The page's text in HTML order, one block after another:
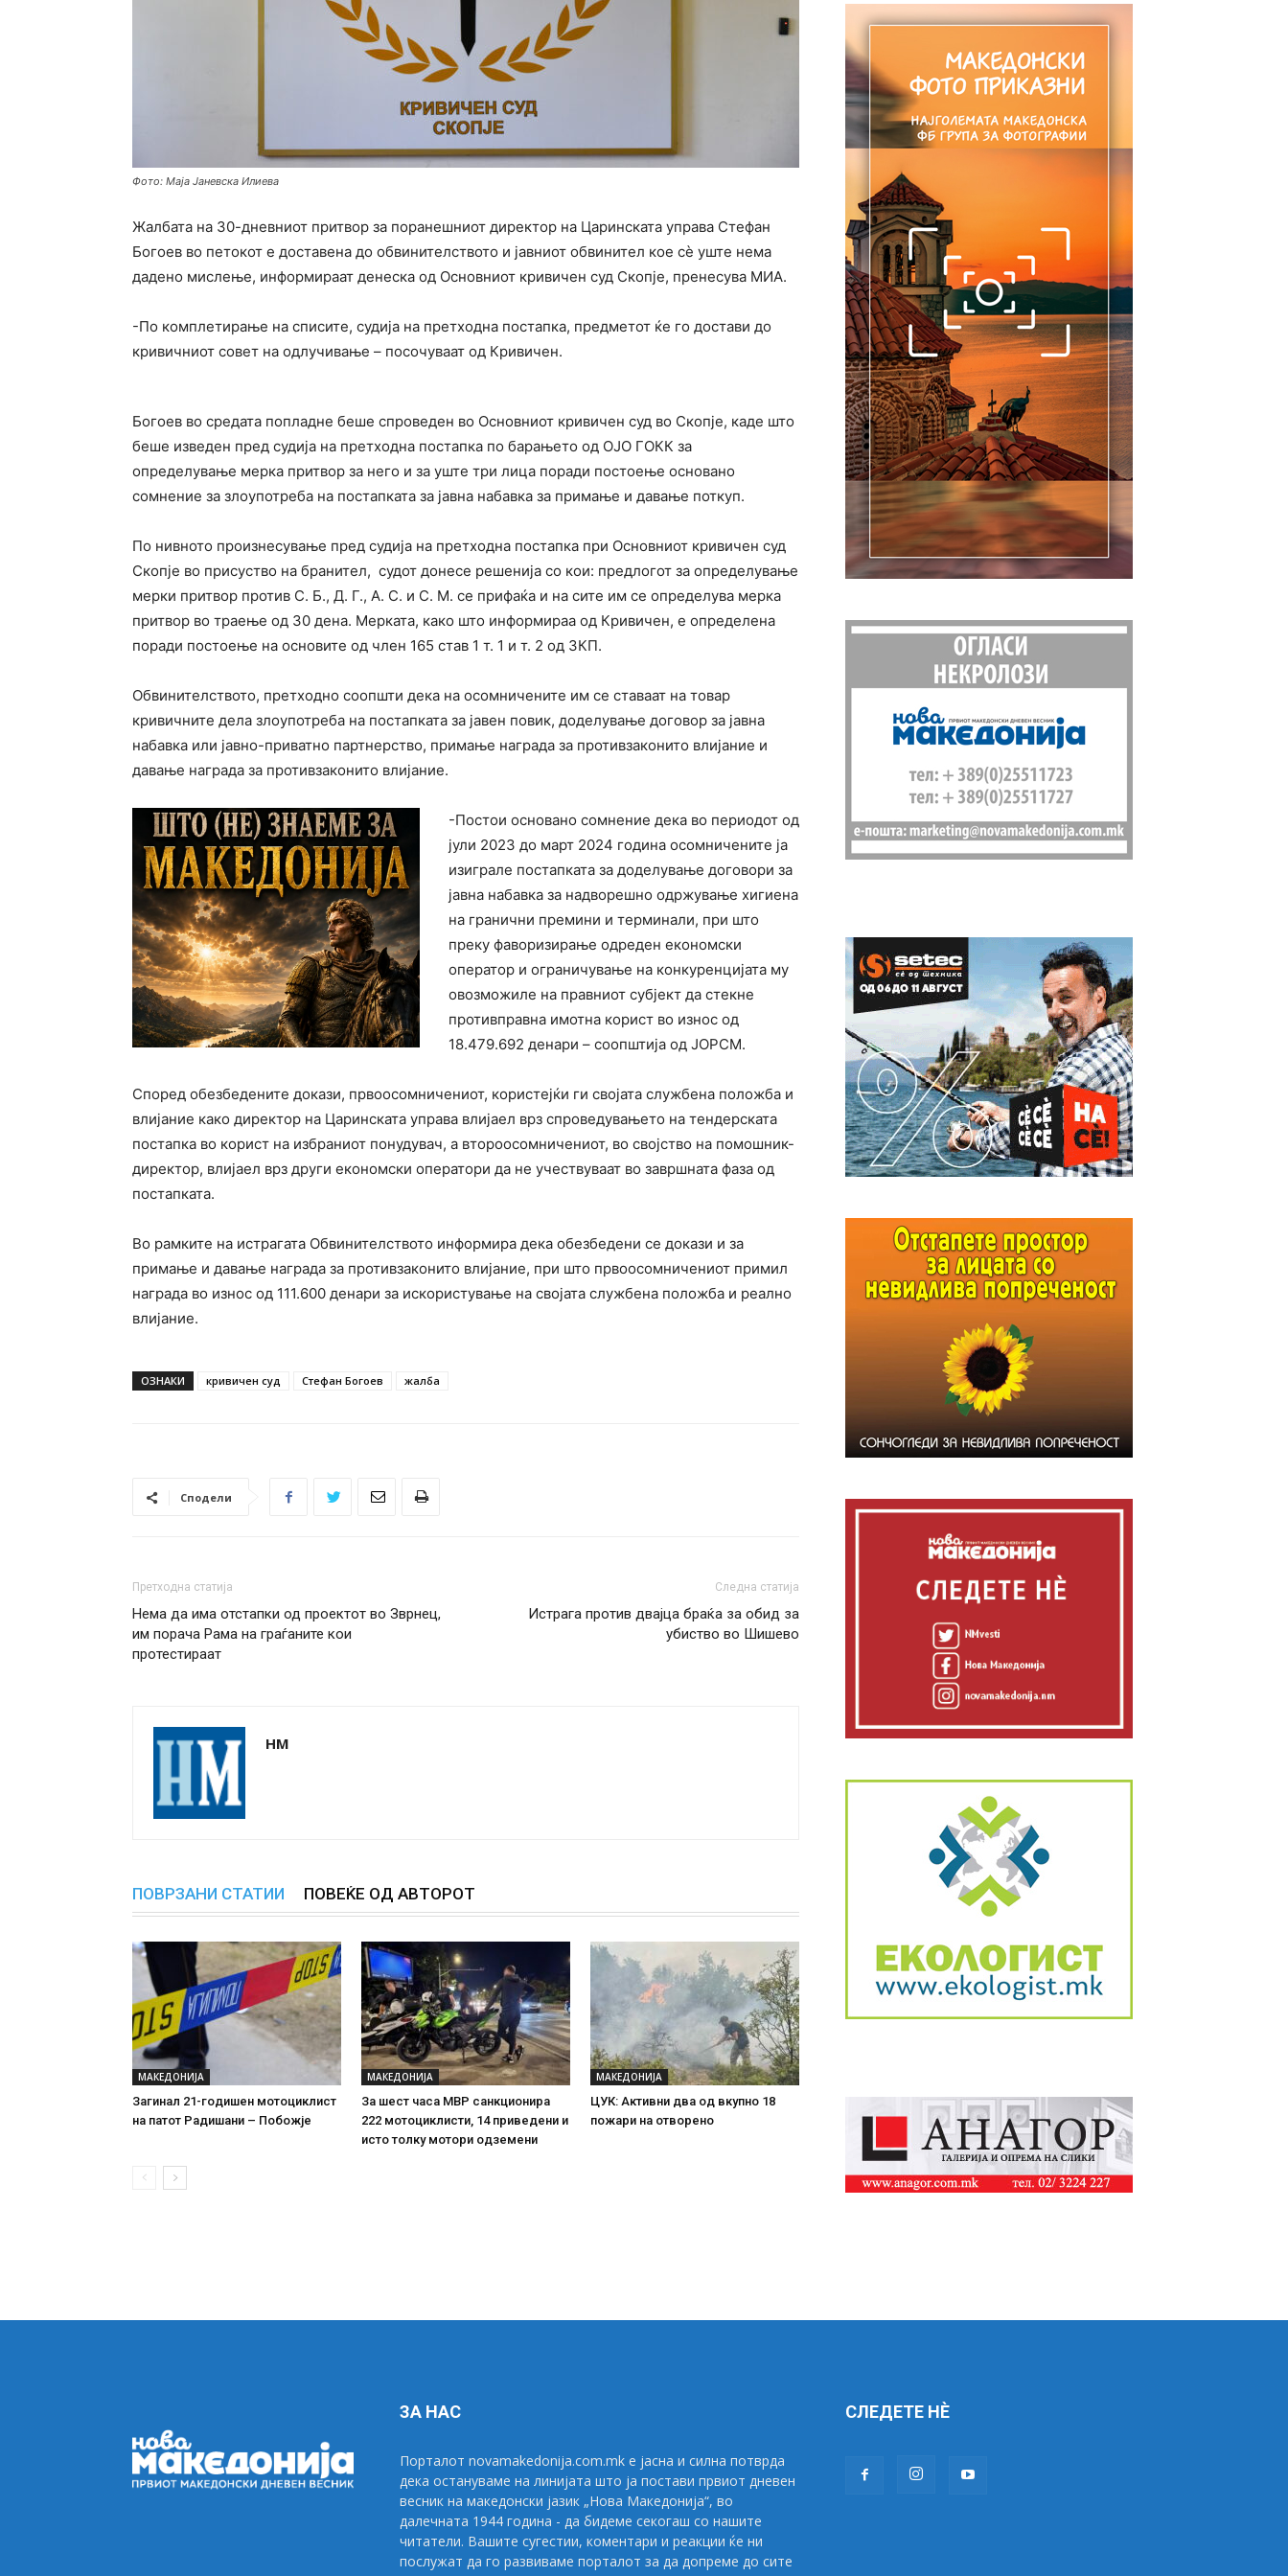
Фото: Маја Јаневска Илиева
Жалбата на 30-дневниот притвор за поранешниот директор на Царинската управа Стефан
Богоев во петокот е доставена до обвинителството и јавниот обвинител кое сè уште нема
дадено мислење, информираат денеска од Основниот кривичен суд Скопје, пренесува МИА.
-По комплетирање на списите, судија на претходна постапка, предметот ќе го достави до
кривичниот совет на одлучивање – посочуваат од Кривичен.
Богоев во средата попладне беше спроведен во Основниот кривичен суд во Скопје, каде што
беше изведен пред судија на претходна постапка по барањето од ОЈО ГОКК за
определување мерка притвор за него и за уште три лица поради постоење основано
сомнение за злоупотреба на постапката за јавна набавка за примање и давање поткуп.
По нивното произнесување пред судија на претходна постапка при Основниот кривичен суд
Скопје во присуство на бранител, судот донесе решенија со кои: предлогот за определување
мерки притвор против С. Б., Д. Г., А. С. и С. М. се прифаќа и на сите им се определува мерка
притвор во траење од 30 дена. Мерката, како што информираа од Кривичен, е определена
поради постоење на основите од член 165 став 1 т. 1 и т. 2 од ЗКП.
Обвинителството, претходно соопшти дека на осомничените им се ставаат на товар
кривичните дела злоупотреба на постапката за јавен повик, доделување договор за јавна
набавка или јавно-приватно партнерство, примање награда за противзаконито влијание и
давање награда за противзаконито влијание.
-Постои основано сомнение дека во периодот од
јули 2023 до март 2024 година осомничените ја
изиграле постапката за доделување договори за
јавна набавка за надворешно одржување хигиена
на гранични премини и терминали, при што
преку фаворизирање одреден економски
оператор и ограничување на конкуренцијата му
овозможиле на правниот субјект да стекне
противправна имотна корист во износ од
18.479.692 денари – соопштија од ЈОРСМ.
Според обезбедените докази, првоосомничениот, користејќи ги својата службена положба и
влијание како директор на Царинската управа влијаел врз спроведувањето на тендерската
постапка во корист на избраниот понудувач, а второосомничениот, во својство на помошник-
директор, влијаел врз други економски оператори да не учествуваат во завршната фаза од
постапката.
Во рамките на истрагата Обвинителството информира дека обезбедени се докази и за
примање и давање награда за противзаконито влијание, при што првоосомничениот примил
награда во износ од 111.600 денари за искористување на својата службена положба и реално
влијание.
ОЗНАКИ кривичен суд Стефан Богоев жалба
Сподели
Претходна статија
Нема да има отстапки од проектот во Зврнец,
им порача Рама на граѓаните кои
протестираат
Следна статија
Истрага против двајца браќа за обид за
убиство во Шишево
НМ
ПОВРЗАНИ СТАТИИ ПОВЕЌЕ ОД АВТОРОТ
МАКЕДОНИЈА
Загинал 21-годишен мотоциклист
на патот Радишани – Побожје
МАКЕДОНИЈА
За шест часа МВР санкционира
222 мотоциклисти, 14 приведени и
исто толку мотори одземени
МАКЕДОНИЈА
ЦУК: Активни два од вкупно 18
пожари на отворено
ЗА НАС
Порталот novamakedonija.com.mk е јасна и силна потврда
дека остануваме на линијата што ја постави првиот дневен
весник на македонски јазик „Нова Македонија“, во
далечната 1944 година - да бидеме секогаш со нашите
читатели. Вашите сугестии, коментари и реакции ќе ни
послужат да го развиваме порталот за да допреме до сите
СЛЕДЕТЕ НÈ